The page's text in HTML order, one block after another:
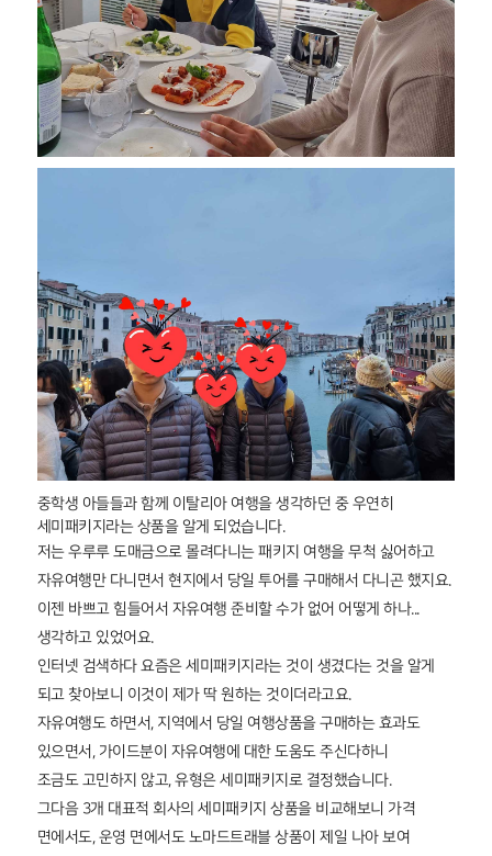
중학생 아들들과 함께 이탈리아 여행을 생각하던 중 우연히
세미패키지라는 상품을 알게 되었습니다.
저는 우루루 도매금으로 몰려다니는 패키지 여행을 무척 싫어하고
자유여행만 다니면서 현지에서 당일 투어를 구매해서 다니곤 했지요.
이젠 바쁘고 힘들어서 자유여행 준비할 수가 없어 어떻게 하나...
생각하고 있었어요.
인터넷 검색하다 요즘은 세미패키지라는 것이 생겼다는 것을 알게
되고 찾아보니 이것이 제가 딱 원하는 것이더라고요.
자유여행도 하면서, 지역에서 당일 여행상품을 구매하는 효과도
있으면서, 가이드분이 자유여행에 대한 도움도 주신다하니
조금도 고민하지 않고, 유형은 세미패키지로 결정했습니다.
그다음 3개 대표적 회사의 세미패키지 상품을 비교해보니 가격
면에서도, 운영 면에서도 노마드트래블 상품이 제일 나아 보여